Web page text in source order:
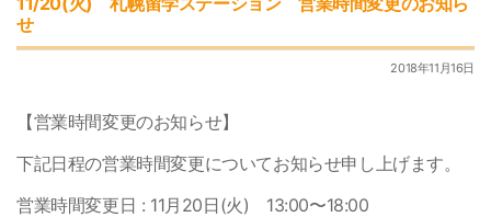
せ
2018年11月16日
【営業時間変更のお知らせ】
下記日程の営業時間変更についてお知らせ申し上げます。
営業時間変更日 : 11月20日(火) 13:00〜18:00